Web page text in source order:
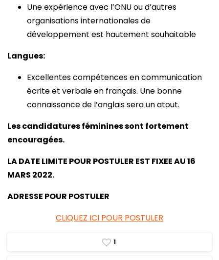
Une expérience avec l’ONU ou d’autres
organisations internationales de
développement est hautement souhaitable
Langues:
Excellentes compétences en communication
écrite et verbale en français. Une bonne
connaissance de l’anglais sera un atout.
Les candidatures féminines sont fortement
encouragées.
LA DATE LIMITE POUR POSTULER EST FIXEE AU 16
MARS 2022.
ADRESSE POUR POSTULER
CLIQUEZ ICI POUR POSTULER
1